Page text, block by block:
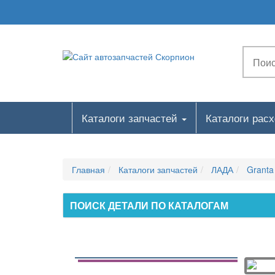
Каталоги запчастей Каталоги
Главная Каталоги запчастей ЛАДА Granta
ПОИСК ДЕТАЛИ ПО КАТАЛОГАМ
461011. ЗАЩИТА КАРТЕРА
48. КАПОТ, ДВЕРЬ ЗАДКА
480210. КРЫШКА БАГАЖНИКА, ДВЕРЬ ЗАДКА
50. ПЕТЛИ, ЗАМКИ ДВЕРЕЙ, СТЕКЛОПОДЪЕМНИК